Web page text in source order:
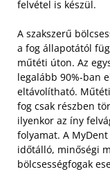
felvétel is készül.
A szakszerű
a fog állapotától
műtéti úton. Az
legalább 90%-ban
eltávolítható.
fog csak részben
ilyenkor az íny
folyamat. A
időtálló, minőségi
bölcsességfogak